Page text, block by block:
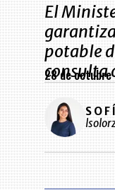
El
potable
consulta
28 de